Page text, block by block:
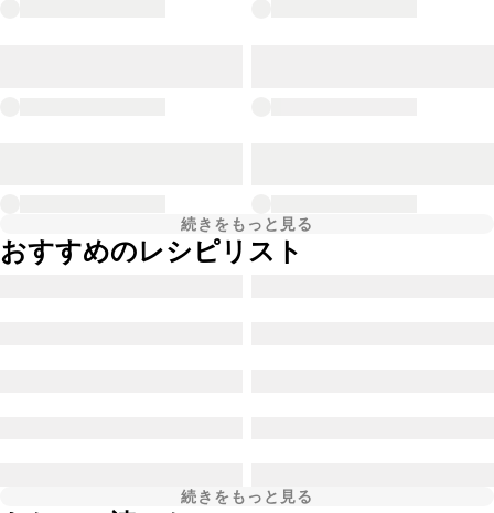
続きをもっと見る
おすすめのレシピリスト
続きをもっと見る